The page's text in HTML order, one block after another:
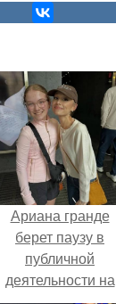
Ариана гранде
берет паузу в
публичной
деятельности на